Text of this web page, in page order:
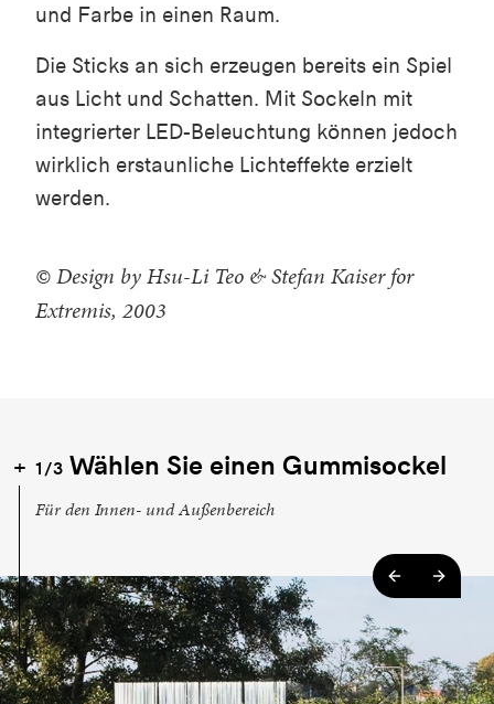
und Farbe in einen Raum.
Die Sticks an sich erzeugen bereits ein Spiel
aus Licht und Schatten. Mit Sockeln mit
integrierter LED-Beleuchtung können jedoch
wirklich erstaunliche Lichteffekte erzielt
werden.
© Design by Hsu-Li Teo & Stefan Kaiser for
Extremis, 2003
1/3 Wählen Sie einen Gummisockel
Für den Innen- und Außenbereich